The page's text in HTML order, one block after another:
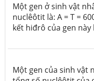
Một gen ở sinh vật
nuclêôtit là: A = T =
kết hiđrô của gen này
Một gen của sinh vật